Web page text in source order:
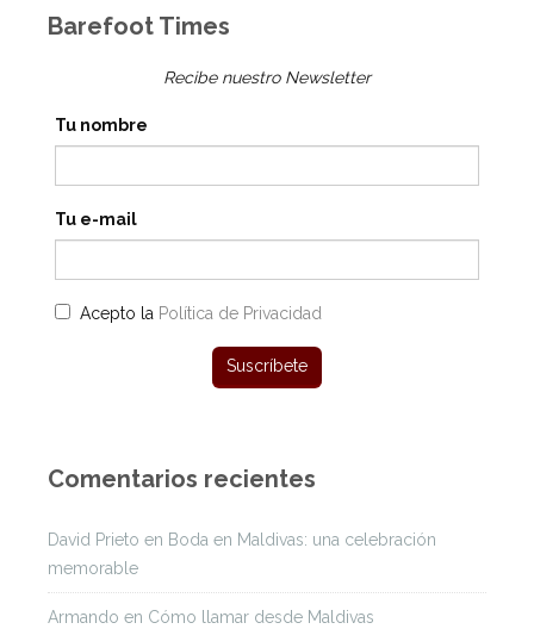
Barefoot Times
Recibe nuestro Newsletter
Tu nombre
Tu e-mail
Acepto la Política de Privacidad
Comentarios recientes
David Prieto en Boda en Maldivas: una celebración
memorable
Armando en Cómo llamar desde Maldivas